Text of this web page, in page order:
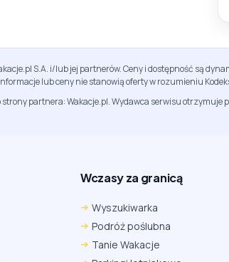
S.A. i/lub jej partnerów. Ceny i dostępność są
lub ceny nie stanowią oferty w rozumieniu
partnera: Wakacje.pl. Wydawca serwisu
Wczasy za granicą
Wyszukiwarka
Podróż poślubna
Tanie Wakacje